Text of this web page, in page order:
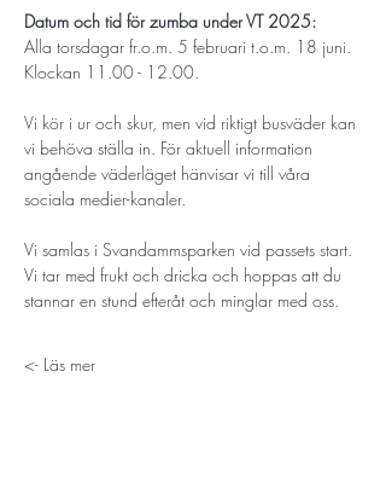
Datum och tid för zumba under VT 2025:
Alla torsdagar fr.o.m. 5 februari t.o.m. 18 juni.
Klockan 11.00 - 12.00.
Vi kör i ur och skur, men vid riktigt busväder kan
vi behöva ställa in. För aktuell information
angående väderläget hänvisar vi till våra
sociala medier-kanaler.
Vi samlas i Svandammsparken vid passets start.
Vi tar med frukt och dricka och hoppas att du
stannar en stund efteråt och minglar med oss.
Läs mer ->